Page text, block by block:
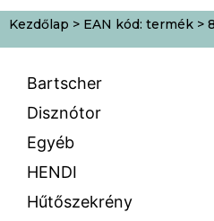
Kezdőlap > EAN kód: termék >
Bartscher
Disznótor
Egyéb
HENDI
Hűtőszekrény